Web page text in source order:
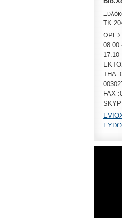
ΤΚ
ΩΡΕΣ
08.00
17.10
ΤΗΛ
FAX